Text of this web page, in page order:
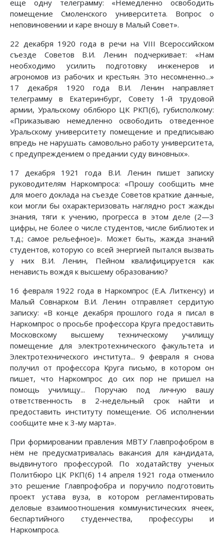
еще одну телеграмму: «Немедленно освободить
помещение Смоленского университета. Вопрос о
неповиновении и каре вношу в Малый Совет».
22 декабря 1920 года в речи на VIII Всероссийском
съезде Советов В.И. Ленин подчеркивает: «Нам
необходимо усилить подготовку инженеров и
агрономов из рабочих и крестьян. Это несомненно...»
17 декабря 1920 года В.И. Ленин направляет
телеграмму в Екатеринбург, Совету 1-й трудовой
армии, Уральскому облбюро ЦК РКП(б), губисполкому:
«Приказываю немедленно освободить отведенное
Уральскому университету помещение и предписываю
впредь не нарушать самовольно работу университета,
с предупреждением о предании суду виновных».
17 декабря 1921 года В.И. Ленин пишет записку
руководителям Наркомпроса: «Прошу сообщить мне
для моего доклада на съезде Советов краткие данные,
кои могли бы охарактеризовать наглядно рост жажды
знания, тяги к учению, прогресса в этом деле (2—3
цифры, не более о числе студентов, числе библиотек и
т.д.; самое рельефное)». Может быть, жажда знаний
студентов, которую со всей энергией пытался вызвать
у них В.И. Ленин, Пейном квалифицируется как
ненависть вождя к высшему образованию?
16 февраля 1922 года в Наркомпрос (Е.А. Литкенсу) и
Малый Совнарком В.И. Ленин отправляет сердитую
записку: «В конце декабря прошлого года я писал в
Наркомпрос о просьбе профессора Круга предоставить
Московскому высшему техническому училищу
помещение для электротехнического факультета и
Электротехнического института... 9 февраля я снова
получил от профессора Круга письмо, в котором он
пишет, что Наркомпрос до сих пор не пришел на
помощь училищу... Поручаю под личную вашу
ответственность в 2-недельный срок найти и
предоставить институту помещение. Об исполнении
сообщите мне к 3-му марта».
При формировании правления МВТУ Главпрофобром в
нём не предусматривалась вакансия для кандидата,
выдвинутого профессурой. По ходатайству ученых
Политбюро ЦК РКП(б) 14 апреля 1921 года отменило
это решение Главпрофобра и поручило подготовить
проект устава вуза, в котором регламентировать
деловые взаимоотношения коммунистических ячеек,
беспартийного студенчества, профессуры и
Наркомпроса.